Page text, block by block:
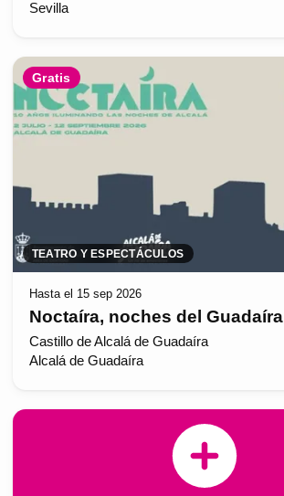
Sevilla
Gratis
TEATRO Y ESPECTÁCULOS
Hasta el 15 sep 2026
Noctaíra, noches del Guadaíra
Castillo de Alcalá de Guadaíra
Alcalá de Guadaíra